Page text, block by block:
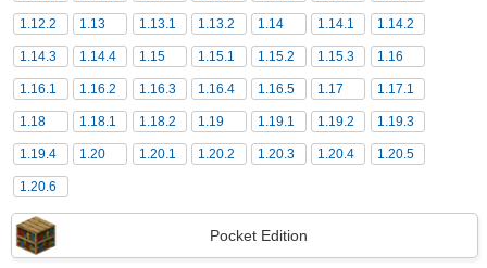
1.12.2 1.13 1.13.1 1.13.2 1.14 1.14.1 1.14.2
1.14.3 1.14.4 1.15 1.15.1 1.15.2 1.15.3 1.16
1.16.1 1.16.2 1.16.3 1.16.4 1.16.5 1.17 1.17.1
1.18 1.18.1 1.18.2 1.19 1.19.1 1.19.2 1.19.3
1.19.4 1.20 1.20.1 1.20.2 1.20.3 1.20.4 1.20.5
1.20.6
Pocket Edition